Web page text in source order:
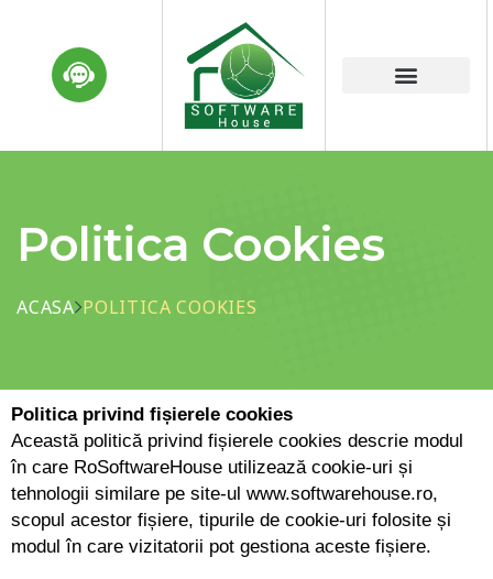
Politica Cookies
ACASA POLITICA COOKIES
Politica privind fișierele cookies
Această politică privind fișierele cookies descrie modul
în care RoSoftwareHouse utilizează cookie-uri și
tehnologii similare pe site-ul www.softwarehouse.ro,
scopul acestor fișiere, tipurile de cookie-uri folosite și
modul în care vizitatorii pot gestiona aceste fișiere.